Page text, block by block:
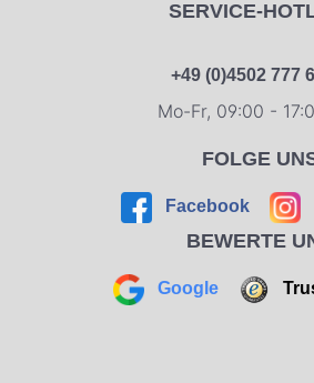
wo sich auch ein Purpurstrahl
und stark und ihre
aus silbernen Armbändern,
Kugeln abfangen kann. Ihr
unsichtbaren Jet.
SERVICE-
+49 (0)4502 777
Mo-Fr, 09:00 -
FOLGE
Facebook
BEWERTE
Google